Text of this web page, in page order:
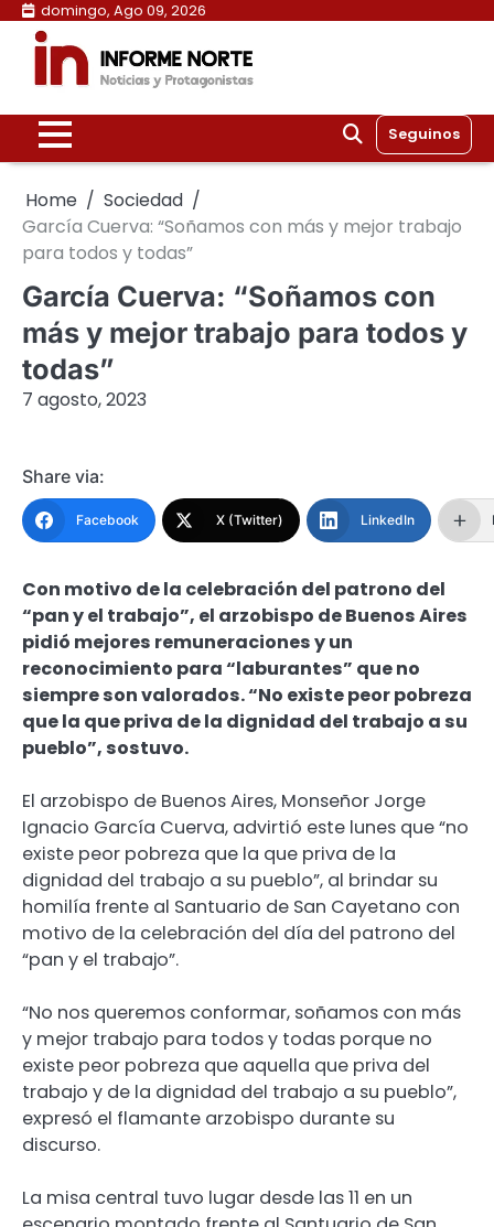
Skip
content
domingo, Ago 09, 2026
Seguinos
Home
Sociedad
García Cuerva: “Soñamos con más y mejor trabajo
para todos y todas”
García Cuerva: “Soñamos con
más y mejor trabajo para todos y
todas”
7 agosto, 2023
Share via:
Facebook X (Twitter) LinkedIn
Con motivo de la celebración del patrono del
“pan y el trabajo”, el arzobispo de Buenos Aires
pidió mejores remuneraciones y un
reconocimiento para “laburantes” que no
siempre son valorados. “No existe peor pobreza
que la que priva de la dignidad del trabajo a su
pueblo”, sostuvo.
El arzobispo de Buenos Aires, Monseñor Jorge
Ignacio García Cuerva, advirtió este lunes que “no
existe peor pobreza que la que priva de la
dignidad del trabajo a su pueblo”, al brindar su
homilía frente al Santuario de San Cayetano con
motivo de la celebración del día del patrono del
“pan y el trabajo”.
“No nos queremos conformar, soñamos con más
y mejor trabajo para todos y todas porque no
existe peor pobreza que aquella que priva del
trabajo y de la dignidad del trabajo a su pueblo”,
expresó el flamante arzobispo durante su
discurso.
La misa central tuvo lugar desde las 11 en un